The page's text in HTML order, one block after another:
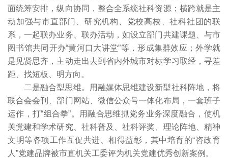
面统筹安排，纵向协同，整合全系统社科资源；横跨就是主
动加强与市直部门、研究机构、党校高校、社科社团的联
系，一起联办业务、联办活动，如设立部门共建课题、与市
图书馆共同开办“黄河口大讲堂”等，形成集群效应；外学就
是见贤思齐，主动走出去到省内外城市对标学习取经，寻差
距、找短板、明方向。
二是融合型思维。用融媒体思维建设新型社科阵地，将
联合会会刊、部门网站、微信公众号一体化布局，一套班子
运作，打“组合拳”。用融合思维抓党务业务深度融合，使机
关党建和学术研究、社科普及、社科评奖、理论阵地、精神
文明等各项工作互促共进、相得益彰，其中培育的“咨政育
人”党建品牌被市直机关工委评为机关党建优秀创新案例。